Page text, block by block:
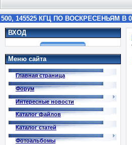
ВХОД
Меню сайта
Главная страница
Форум
Интересные новости
Каталог файлов
Каталог статей
Фотоальбомы